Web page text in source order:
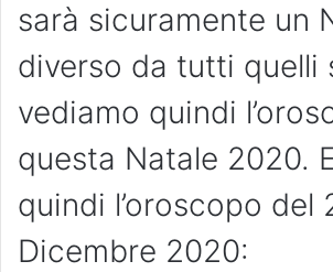
sarà sicuramente un
diverso da tutti quelli
vediamo quindi
questa Natale 2020.
quindi l’oroscopo del
Dicembre 2020: